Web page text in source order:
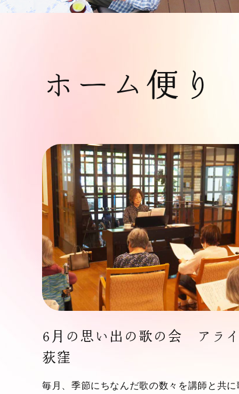
ホーム便り
6月の思い出の歌の会 アラ
荻窪
毎月、季節にちなんだ歌の数々を講師と共に